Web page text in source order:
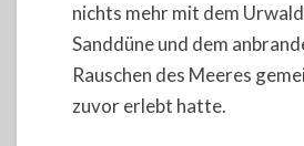
nichts mehr mit dem
Sanddüne und dem
Rauschen des Meeres
zuvor erlebt hatte.